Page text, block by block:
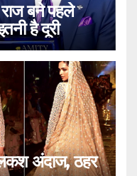
बने पहले
है दूरी
अंदाज, ठहर